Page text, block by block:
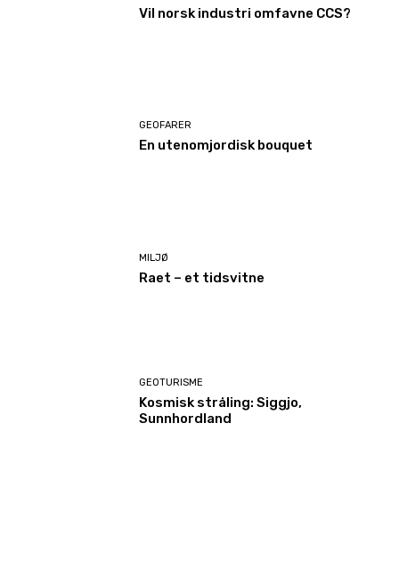
Vil norsk industri omfavne CCS?
GEOFARER
En utenomjordisk bouquet
MILJØ
Raet – et tidsvitne
GEOTURISME
Kosmisk stråling: Siggjo,
Sunnhordland